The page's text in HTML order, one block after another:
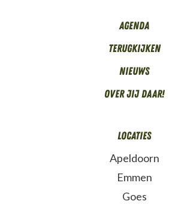
Agenda
Terugkijken
Nieuws
Over Jij daar!
Locaties
Apeldoorn
Emmen
Goes